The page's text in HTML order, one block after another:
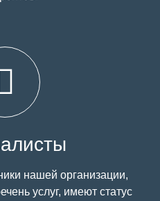
нашей организации,
услуг, имеют статус